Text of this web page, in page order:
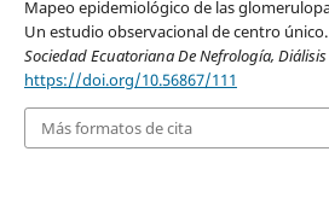
Mapeo epidemiológico de las
Un estudio observacional de centro
Sociedad Ecuatoriana De Nefrología,
https://doi.org/10.56867/111
Más formatos de cita